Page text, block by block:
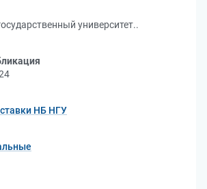
университет..
НБ НГУ